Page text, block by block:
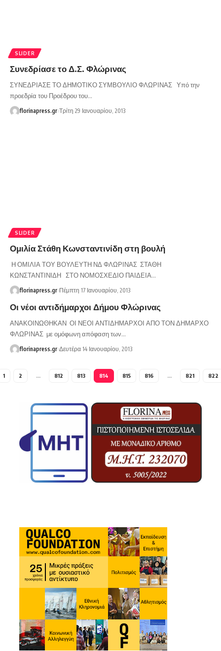
SLIDER
Συνεδρίασε το Δ.Σ. Φλώρινας
ΣΥΝΕΔΡΙΑΣΕ ΤΟ ΔΗΜΟΤΙΚΟ ΣΥΜΒΟΥΛΙΟ ΦΛΩΡΙΝΑΣ Υπό την
προεδρία του Προέδρου του…
florinapress.gr Τρίτη 29 Ιανουαρίου, 2013
SLIDER
Ομιλία Στάθη Κωνσταντινίδη στη βουλή
Η ΟΜΙΛΙΑ ΤΟΥ ΒΟΥΛΕΥΤΗ ΝΔ ΦΛΩΡΙΝΑΣ ΣΤΑΘΗ
ΚΩΝΣΤΑΝΤΙΝΙΔΗ ΣΤΟ ΝΟΜΟΣΧΕΔΙΟ ΠΑΙΔΕΙΑ…
florinapress.gr Πέμπτη 17 Ιανουαρίου, 2013
Οι νέοι αντιδήμαρχοι Δήμου Φλώρινας
ΑΝΑΚΟΙΝΩΘΗΚΑΝ ΟΙ ΝΕΟΙ ΑΝΤΙΔΗΜΑΡΧΟΙ ΑΠΟ ΤΟΝ ΔΗΜΑΡΧΟ
ΦΛΩΡΙΝΑΣ με ομόφωνη απόφαση των…
florinapress.gr Δευτέρα 14 Ιανουαρίου, 2013
1 2 … 812 813 814 815 816 … 821 822